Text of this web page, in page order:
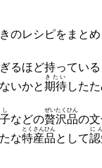
のレシピをまと
るほど持っている
いかと期待
きたい
したた
などの贅沢品
ぜいたくひん
の
な特
とく
産品
さんひん
として
に